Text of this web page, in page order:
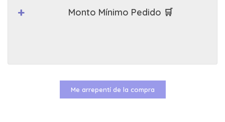
Monto Mínimo Pedido 🛒
Me arrepentí de la compra